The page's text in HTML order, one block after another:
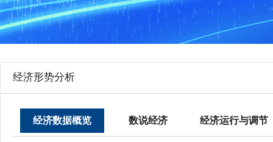
学会章程
贸易与流
经济形势分析
经济数据概览 数说经济 经济运行与调节